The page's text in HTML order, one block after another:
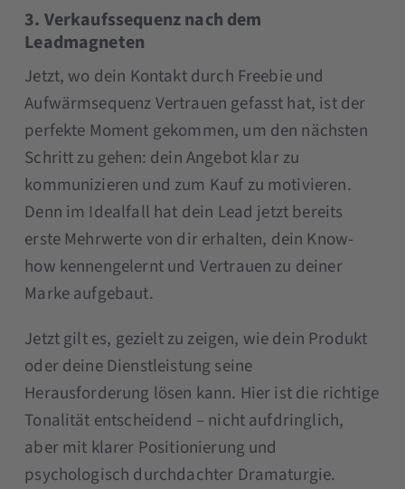
3. Verkaufssequenz nach dem
Leadmagneten
Jetzt, wo dein Kontakt durch Freebie und
Aufwärmsequenz Vertrauen gefasst hat, ist der
perfekte Moment gekommen, um den nächsten
Schritt zu gehen: dein Angebot klar zu
kommunizieren und zum Kauf zu motivieren.
Denn im Idealfall hat dein Lead jetzt bereits
erste Mehrwerte von dir erhalten, dein Know-
how kennengelernt und Vertrauen zu deiner
Marke aufgebaut.
Jetzt gilt es, gezielt zu zeigen, wie dein Produkt
oder deine Dienstleistung seine
Herausforderung lösen kann. Hier ist die richtige
Tonalität entscheidend – nicht aufdringlich,
aber mit klarer Positionierung und
psychologisch durchdachter Dramaturgie.